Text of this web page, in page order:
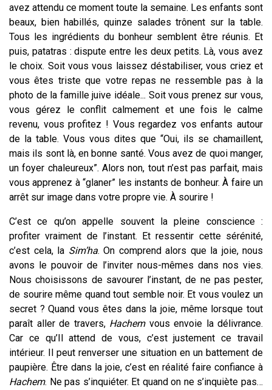
avez attendu ce moment toute la semaine. Les enfants sont
beaux, bien habillés, quinze salades trônent sur la table.
Tous les ingrédients du bonheur semblent être réunis. Et
puis, patatras : dispute entre les deux petits. Là, vous avez
le choix. Soit vous vous laissez déstabiliser, vous criez et
vous êtes triste que votre repas ne ressemble pas à la
photo de la famille juive idéale... Soit vous prenez sur vous,
vous gérez le conflit calmement et une fois le calme
revenu, vous profitez ! Vous regardez vos enfants autour
de la table. Vous vous dites que “Oui, ils se chamaillent,
mais ils sont là, en bonne santé. Vous avez de quoi manger,
un foyer chaleureux”. Alors non, tout n’est pas parfait, mais
vous apprenez à “glaner” les instants de bonheur. À faire un
arrêt sur image dans votre propre vie. À sourire !
C’est ce qu’on appelle souvent la pleine conscience :
profiter vraiment de l’instant. Et ressentir cette sérénité,
c’est cela, la Sim’ha. On comprend alors que la joie, nous
avons le pouvoir de l’inviter nous-mêmes dans nos vies.
Nous choisissons de savourer l’instant, de ne pas pester,
de sourire même quand tout semble noir. Et vous voulez un
secret ? Quand vous êtes dans la joie, même lorsque tout
paraît aller de travers, Hachem vous envoie la délivrance.
Car ce qu’Il attend de vous, c’est justement ce travail
intérieur. Il peut renverser une situation en un battement de
paupière. Être dans la joie, c’est en réalité faire confiance à
Hachem. Ne pas s’inquiéter. Et quand on ne s’inquiète pas…